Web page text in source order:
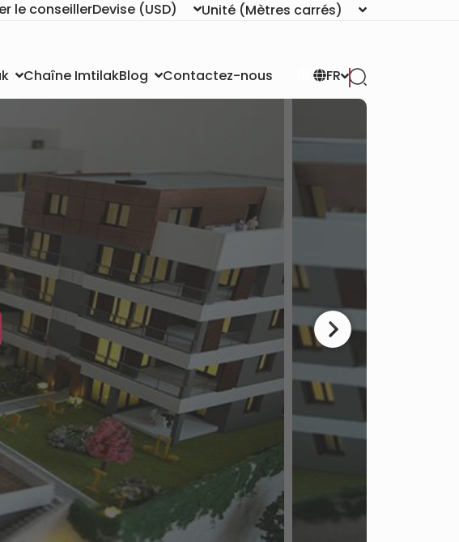
le conseillerDevise (USD) Unité (Mètres carrés)
Chaîne ImtilakBlog Contactez-nous FR